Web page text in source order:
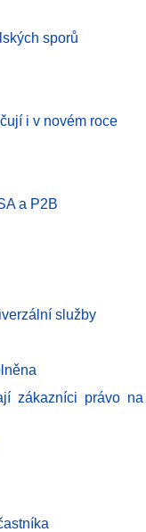
sporů
i v novém roce
a P2B
služby
zákazníci právo na